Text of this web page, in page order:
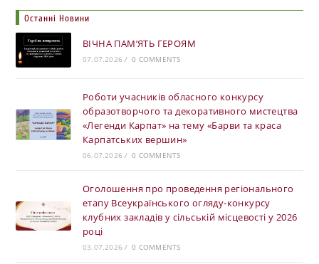
Останні Новини
ВІЧНА ПАМ’ЯТЬ ГЕРОЯМ
07.07.2026 / 0 COMMENTS
Роботи учасників обласного конкурсу
образотворчого та декоративного мистецтва
«Легенди Карпат» на тему «Барви та краса
Карпатських вершин»
06.07.2026 / 0 COMMENTS
Оголошення про проведення регіонального
етапу Всеукраїнського огляду-конкурсу
клубних закладів у сільській місцевості у 2026
році
03.07.2026 / 0 COMMENTS